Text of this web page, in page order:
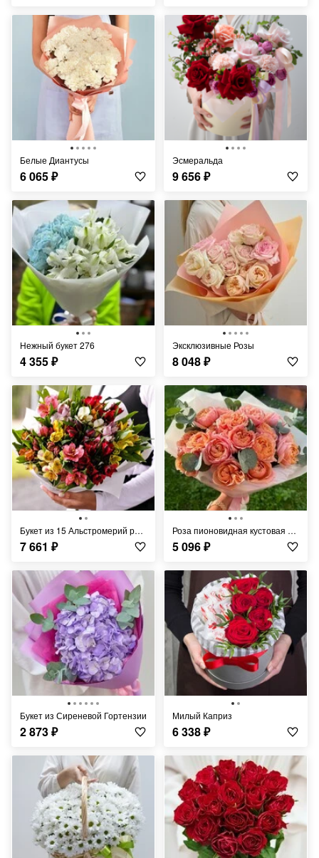
Белые Диантусы
6 065₽
Эсмеральда
9 656₽
Нежный букет 276
4 355₽
Эксклюзивные Розы
8 048₽
Букет из 15 Альстромерий разноцветных
7 661 ₽
Роза пионовидная кустовая Джульетта
5 096₽
Букет из Сиреневой Гортензии
2 873₽
Милый Каприз
6 338₽